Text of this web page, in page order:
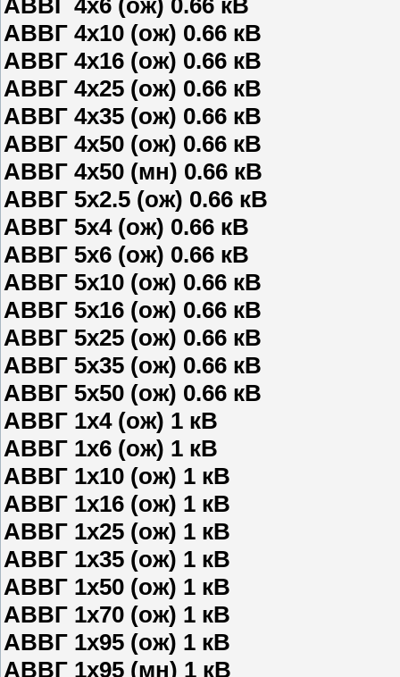
АВВГ 4х10 (ож) 0.66 кВ
АВВГ 4х16 (ож) 0.66 кВ
АВВГ 4х25 (ож) 0.66 кВ
АВВГ 4х35 (ож) 0.66 кВ
АВВГ 4х50 (ож) 0.66 кВ
АВВГ 4х50 (мн) 0.66 кВ
АВВГ 5х2.5 (ож) 0.66 кВ
АВВГ 5х4 (ож) 0.66 кВ
АВВГ 5х6 (ож) 0.66 кВ
АВВГ 5х10 (ож) 0.66 кВ
АВВГ 5х16 (ож) 0.66 кВ
АВВГ 5х25 (ож) 0.66 кВ
АВВГ 5х35 (ож) 0.66 кВ
АВВГ 5х50 (ож) 0.66 кВ
АВВГ 1х4 (ож) 1 кВ
АВВГ 1х6 (ож) 1 кВ
АВВГ 1х10 (ож) 1 кВ
АВВГ 1х16 (ож) 1 кВ
АВВГ 1х25 (ож) 1 кВ
АВВГ 1х35 (ож) 1 кВ
АВВГ 1х50 (ож) 1 кВ
АВВГ 1х70 (ож) 1 кВ
АВВГ 1х95 (ож) 1 кВ
АВВГ 1х95 (мн) 1 кВ